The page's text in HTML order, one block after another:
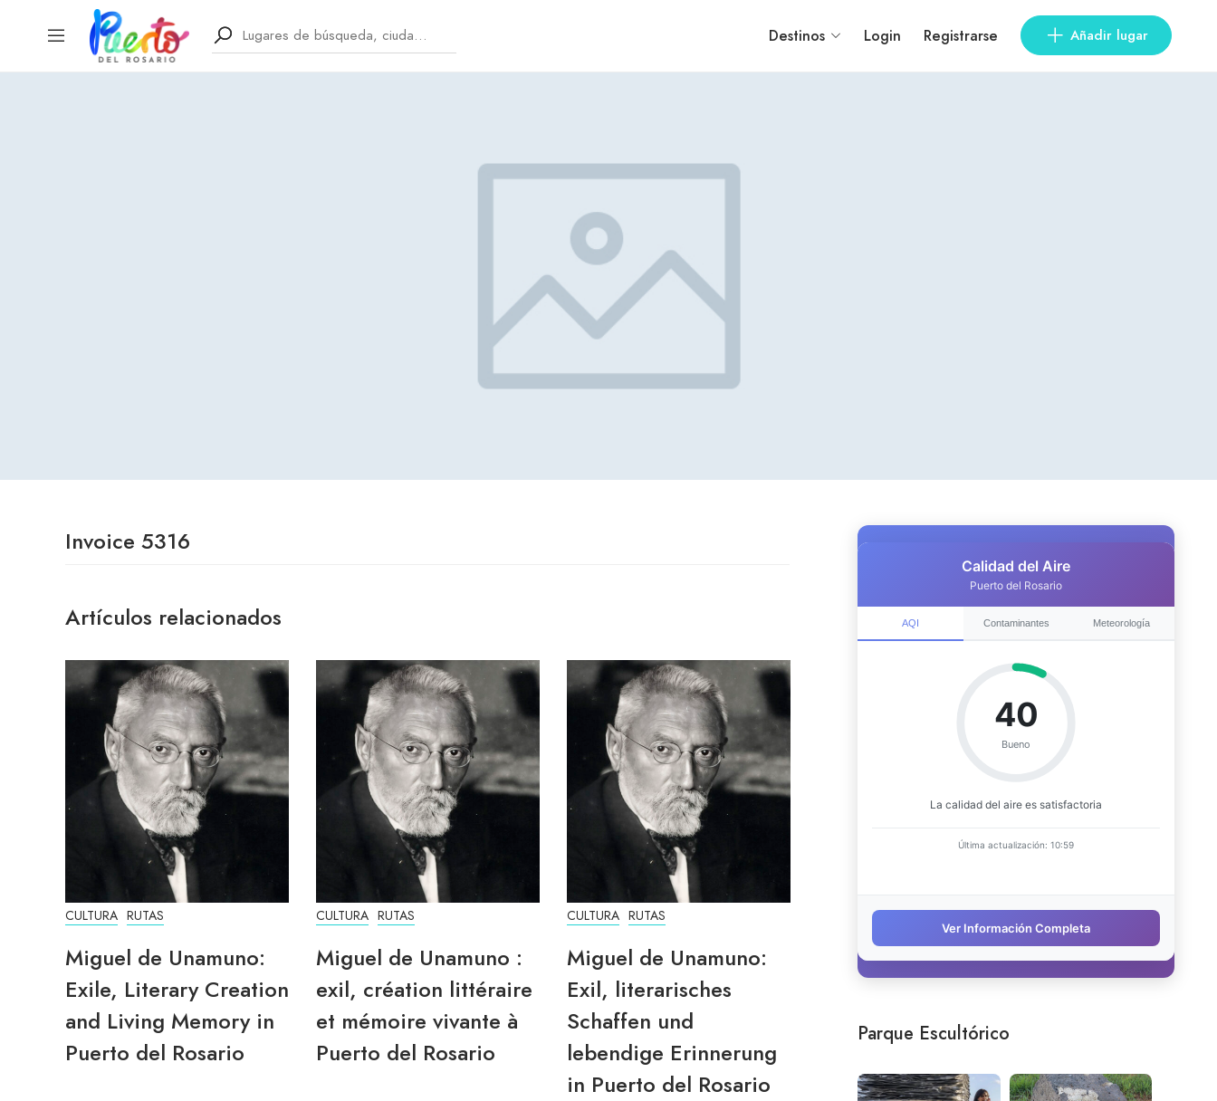
Destinos Login Registrarse Añadir lugar
Invoice 5316
Artículos relacionados
CULTURA RUTAS
Miguel de Unamuno:
Exile, Literary Creation
and Living Memory in
Puerto del Rosario
CULTURA RUTAS
Miguel de Unamuno :
exil, création littéraire
et mémoire vivante à
Puerto del Rosario
CULTURA RUTAS
Miguel de Unamuno:
Exil, literarisches
Schaffen und
lebendige Erinnerung
in Puerto del Rosario
Parque Escultórico